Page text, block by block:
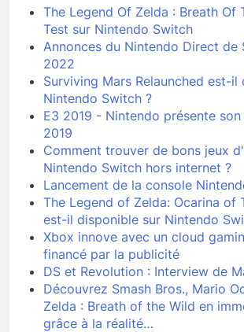
The Legend Of Zelda : Breath Of
Test sur Nintendo Switch
Annonces du Nintendo Direct de
2022
Surviving Mars Relaunched est-il
Nintendo Switch ?
E3 2019 - Nintendo présente
2019
Comment trouver de bons jeux
Nintendo Switch hors internet ?
Lancement de la console
The Legend of Zelda: Ocarina of
est-il disponible sur Nintendo
Xbox innove avec un cloud
financé par la publicité
DS et Revolution : Interview de
Découvrez Smash Bros., Mario
Zelda : Breath of the Wild en
grâce à la réalité…